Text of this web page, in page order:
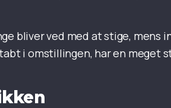
bliver ved med at stige,
i omstillingen, har en meget